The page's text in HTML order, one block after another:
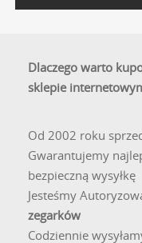
Dlaczego warto
sklepie
Od 2002 roku
Gwarantujemy
bezpieczną wysyłkę
Jesteśmy
zegarków
Codziennie